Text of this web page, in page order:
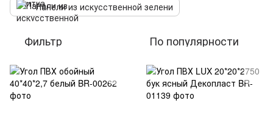
Панели из искусственной зелени
Фильтр По популярности